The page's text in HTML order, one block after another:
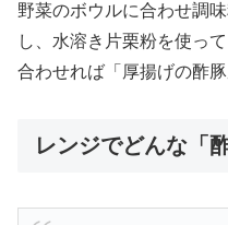
野菜のボウルに合わせ調
し、水溶き片栗粉を使っ
合わせれば「厚揚げの酢豚
レンジでどんな「